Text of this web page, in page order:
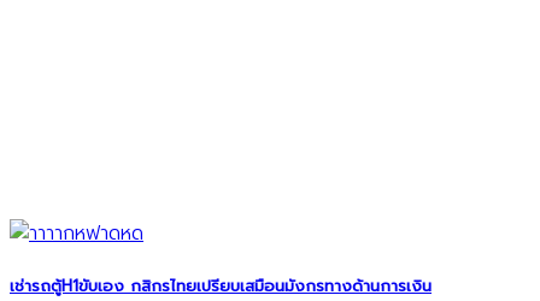
เช่ารถตู้H1ขับเอง กสิกรไทยเปรียบเสมือนมังกรทางด้านการเงิน